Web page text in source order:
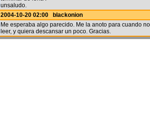
unsaludo.
2004-10-20 02:00 blackonion
Me esperaba algo parecido. Me la anoto para cuando
leer, y quiera descansar un poco. Gracias.